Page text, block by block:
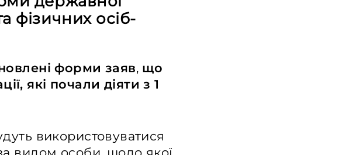
фізичних осіб-
форми заяв, що
які почали діяти з 1
використовуватися